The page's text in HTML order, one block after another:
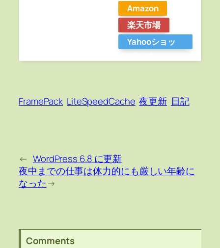
Amazon
楽天市場
Yahooショッ
FramePack LiteSpeedCache 夜更新 日記
← WordPress 6.8 に更新
夜中までの仕事は体力的にも厳しい年齢に
なった→
Comments